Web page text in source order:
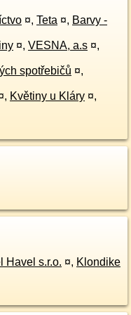
¤, Teta ¤, Barvy -
¤, VESNA, a.s ¤,
spotřebičů ¤,
, Květiny u Kláry ¤,
Havel s.r.o. ¤, Klondike